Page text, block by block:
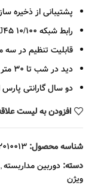
پشتیبانی از ذخیره سازی
رابط شبکه 10/100 RJ45
قابلیت تنظیم در سه
دید در شب تا 30 متر
دو سال گارانتی پارس
افزودن به لیست
شناسه محصول:
دسته: دوربین مداربسته,
ویژن